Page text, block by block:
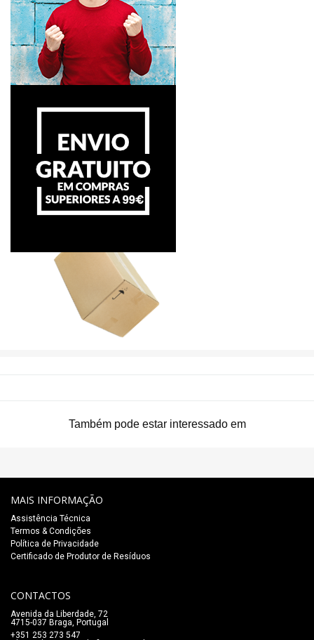
Também pode estar interessado em
MAIS INFORMAÇÃO
Assistência Técnica
Termos & Condições
Política de Privacidade
Certificado de Produtor de Resíduos
CONTACTOS
Avenida da Liberdade, 72
4715-037 Braga, Portugal
+351 253 273 547